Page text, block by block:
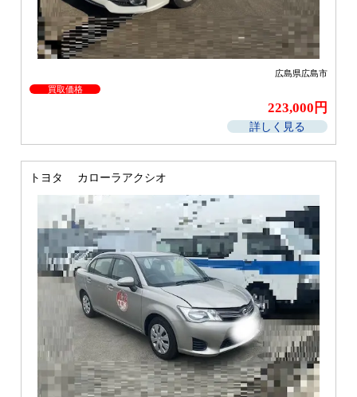
広島県広島市
買取価格
223,000円
詳しく見る
トヨタ カローラアクシオ